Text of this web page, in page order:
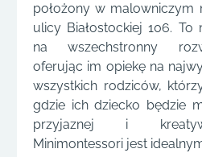
położony w malowniczym
ulicy Białostockiej 106. To
na wszechstronny
oferując im opiekę na
wszystkich rodziców,
gdzie ich dziecko będzie
przyjaznej i
Minimontessori jest